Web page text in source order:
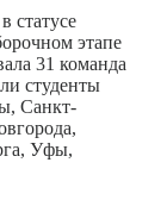
статусе
этапе
31 команда
студенты
Санкт-
Уфы,